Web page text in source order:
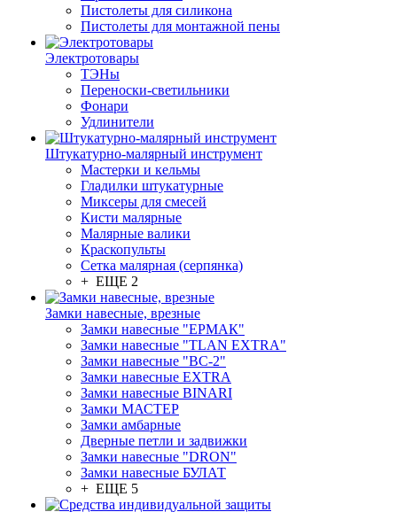
Пистолеты для силикона
Пистолеты для монтажной пены
Электротовары
ТЭНы
Переноски-светильники
Фонари
Удлинители
Штукатурно-малярный инструмент
Мастерки и кельмы
Гладилки штукатурные
Миксеры для смесей
Кисти малярные
Малярные валики
Краскопульты
Сетка малярная (серпянка)
+ ЕЩЕ 2
Замки навесные, врезные
Замки навесные "ЕРМАК"
Замки навесные "TLAN EXTRA"
Замки навесные "ВС-2"
Замки навесные EXTRA
Замки навесные BINARI
Замки МАСТЕР
Замки амбарные
Дверные петли и задвижки
Замки навесные "DRON"
Замки навесные БУЛАТ
+ ЕЩЕ 5